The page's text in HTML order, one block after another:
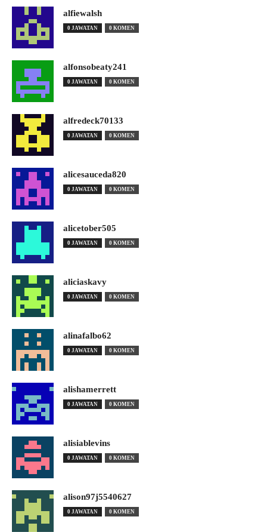
alfiewalsh
0 JAWATAN 0 KOMEN
alfonsobeaty241
0 JAWATAN 0 KOMEN
alfredeck70133
0 JAWATAN 0 KOMEN
alicesauceda820
0 JAWATAN 0 KOMEN
alicetober505
0 JAWATAN 0 KOMEN
aliciaskavy
0 JAWATAN 0 KOMEN
alinafalbo62
0 JAWATAN 0 KOMEN
alishamerrett
0 JAWATAN 0 KOMEN
alisiablevins
0 JAWATAN 0 KOMEN
alison97j5540627
0 JAWATAN 0 KOMEN